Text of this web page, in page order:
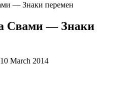
— Знаки перемен
Свами — Знаки
March 2014